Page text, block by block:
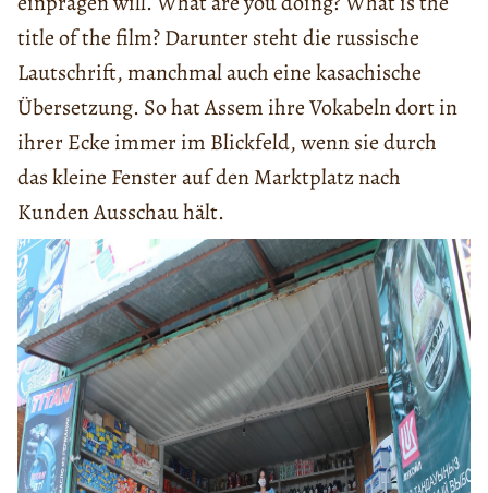
title of the film? Darunter steht die russische
Lautschrift, manchmal auch eine kasachische
Übersetzung. So hat Assem ihre Vokabeln dort in
ihrer Ecke immer im Blickfeld, wenn sie durch
das kleine Fenster auf den Marktplatz nach
Kunden Ausschau hält.